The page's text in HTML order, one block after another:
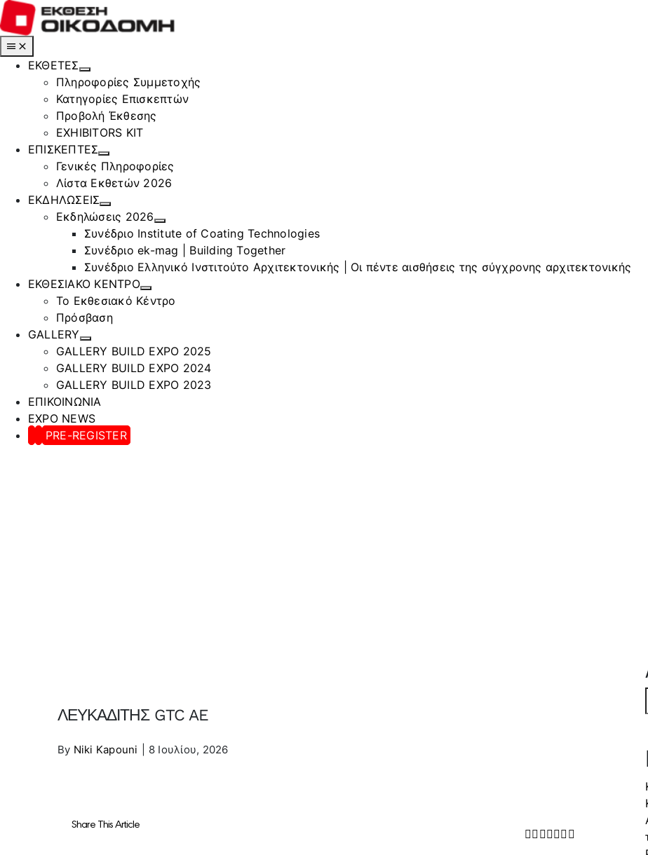
Μετάβαση
στο
περιεχόμενο
Toggle
Navigation
ΕΚΘΕΤΕΣ
Πληροφορίες Συμμετοχής
Κατηγορίες Επισκεπτών
Προβολή Έκθεσης
EXHIBITORS KIT
ΕΠΙΣΚΕΠΤΕΣ
Γενικές Πληροφορίες
Λίστα Εκθετών 2026
ΕΚΔΗΛΩΣΕΙΣ
Εκδηλώσεις 2026
Συνέδριο Institute of Coating Technologies
Συνέδριο ek-mag | Building Together
Συνέδριο Ελληνικό Ινστιτούτο Αρχιτεκτονικής | Οι πέντε αισθήσεις της σύγχρονης αρχιτεκτονικής
ΕΚΘΕΣΙΑΚΟ ΚΕΝΤΡΟ
Το Εκθεσιακό Κέντρο
Πρόσβαση
GALLERY
GALLERY BUILD EXPO 2025
GALLERY BUILD EXPO 2024
GALLERY BUILD EXPO 2023
ΕΠΙΚΟΙΝΩΝΙΑ
EXPO NEWS
PRE-REGISTER
ΛΕΥΚΑΔΙΤΗΣ GTC AE
By Niki Kapouni 8 Ιουλίου, 2026
Share This Article
Facebook
Twitter
LinkedIn
WhatsApp
Tumblr
Pinterest